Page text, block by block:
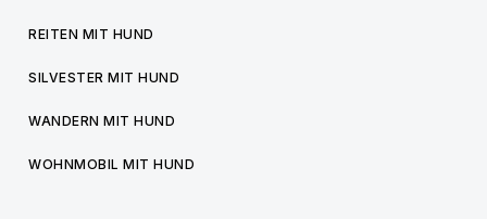
REITEN MIT HUND
SILVESTER MIT HUND
WANDERN MIT HUND
WOHNMOBIL MIT HUND